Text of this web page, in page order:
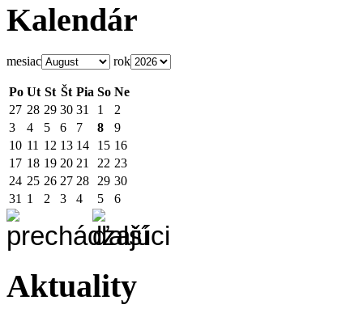
Kalendár
mesiac rok
Po Ut St Št Pia So Ne
27 28 29 30 31 1
2
3
4 5 6 7 8
9
10 11 12 13 14 15 16
17 18 19 20 21 22 23
24 25 26 27 28 29 30
31 1 2 3 4 5 6
Aktuality